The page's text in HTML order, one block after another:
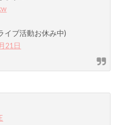
イブ活動お休み中)
21日